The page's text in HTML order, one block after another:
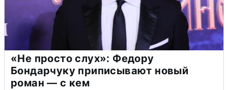
«Не просто слух»: Федору
Бондарчуку приписывают новый
роман — с кем